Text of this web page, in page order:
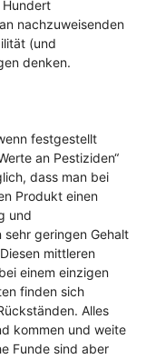
nachzuweisenden
(und
denken.
festgestellt
an Pestiziden“
dass man bei
Produkt einen
und
geringen Gehalt
mittleren
einem einzigen
finden sich
Alles
kommen und weite
Funde sind aber